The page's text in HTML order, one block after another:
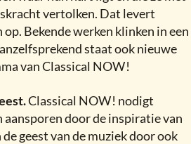
vertolken. Dat levert
Bekende werken klinken in een
staat ook nieuwe
van Classical NOW!
Classical NOW! nodigt
door de inspiratie van
geest van de muziek door ook